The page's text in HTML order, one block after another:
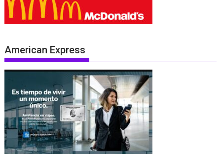
American Express